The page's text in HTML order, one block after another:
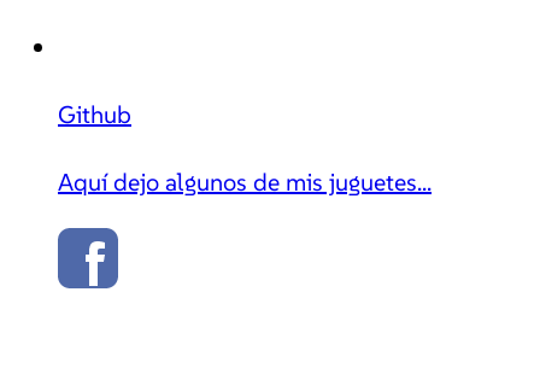
Github
Aquí dejo algunos de mis juguetes...